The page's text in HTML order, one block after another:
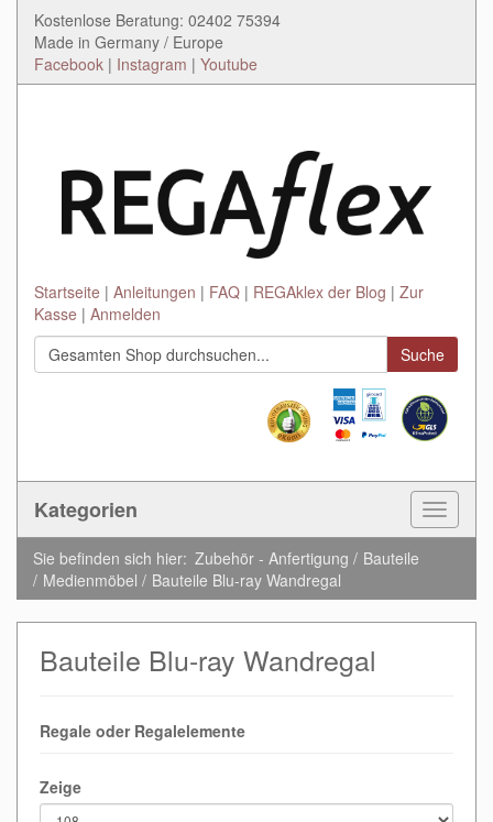
Kostenlose Beratung: 02402 75394
Made in Germany / Europe
Facebook | Instagram | Youtube
Startseite Anleitungen FAQ REGAklex der Blog
Zur
Kasse
Anmelden
Suche
Kategorien
Toggle
Sie befinden sich hier: Zubehör - Anfertigung
Bauteile
Medienmöbel
Bauteile Blu-ray Wandregal
Bauteile Blu-ray Wandregal
Regale oder Regalelemente
Zeige